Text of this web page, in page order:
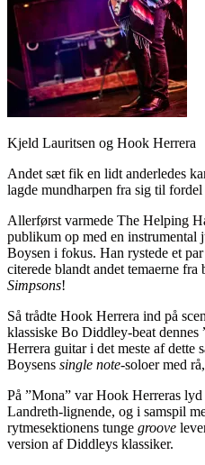
Kjeld Lauritsen og Hook Herrera
Andet sæt fik en lidt anderledes
lagde mundharpen fra sig til
Allerførst varmede The Helping
publikum op med en instrumental
Boysen i fokus. Han rystede et
citerede blandt andet temaerne fra
Simpsons!
Så trådte Hook Herrera ind på
klassiske Bo Diddley-beat
Herrera guitar i det meste af dette
Boysens single note-soloer med
På ”Mona” var Hook Herreras
Landreth-lignende, og i samspil
rytmesektionens tunge groove
version af Diddleys klassiker.